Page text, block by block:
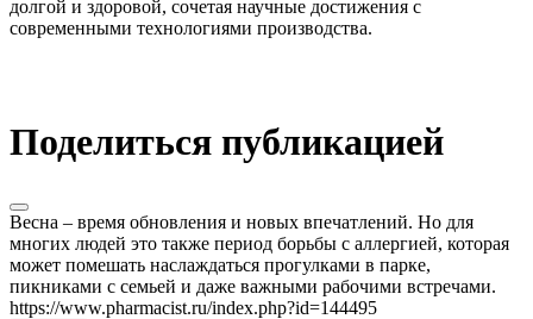
долгой и здоровой, сочетая научные достижения с
современными технологиями производства.
Поделиться публикацией
Весна – время обновления и новых впечатлений. Но для
многих людей это также период борьбы с аллергией, которая
может помешать наслаждаться прогулками в парке,
пикниками с семьей и даже важными рабочими встречами.
https://www.pharmacist.ru/index.php?id=144495